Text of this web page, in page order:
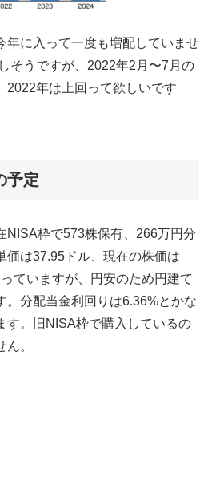
に入って一度も増配していませ
そうですが、2022年2月〜7月の
2022年は上回って欲しいです
予定
枠で573株保有、266万円分
価は37.95ドル、現在の株価は
ていますが、円安のため円建て
。分配当金利回りは6.36%とかな
す。旧NISA枠で購入しているの
。